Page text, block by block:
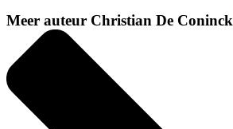
Meer auteur Christian De Coninck